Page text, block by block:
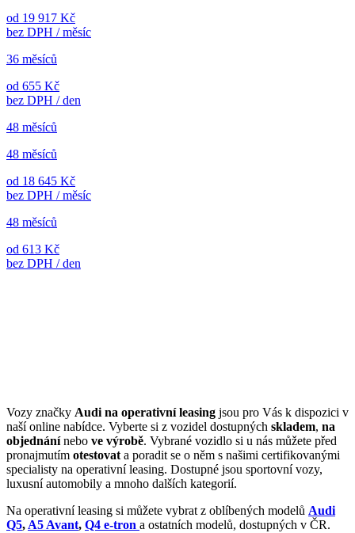
od 19 917 Kč
bez DPH / měsíc
36 měsíců
od 655 Kč
bez DPH / den
48 měsíců
48 měsíců
od 18 645 Kč
bez DPH / měsíc
48 měsíců
od 613 Kč
bez DPH / den
Vozy značky Audi na operativní leasing jsou pro Vás k dispozici v
naší online nabídce. Vyberte si z vozidel dostupných skladem, na
objednánínebo ve výrobě. Vybrané vozidlo si u nás můžete před
pronajmutím otestovat a poradit se o něm s našimi certifikovanými
specialisty na operativní leasing. Dostupné jsou sportovní vozy,
luxusní automobily a mnoho dalších kategorií.
Na operativní leasing si můžete vybrat z oblíbených modelů Audi
Q5, A5 Avant, Q4 e-tron a ostatních modelů, dostupných v ČR.